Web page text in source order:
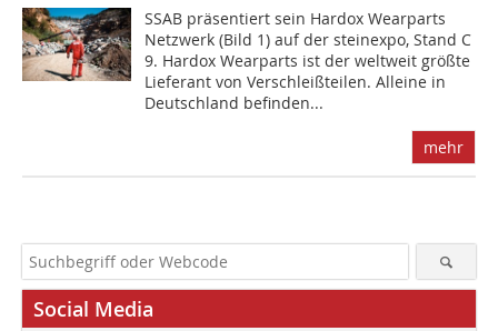
SSAB präsentiert sein Hardox Wearparts
Netzwerk (Bild 1) auf der steinexpo, Stand C
9. Hardox Wearparts ist der weltweit größte
Lieferant von Verschleißteilen. Alleine in
Deutschland befinden...
mehr
Social Media